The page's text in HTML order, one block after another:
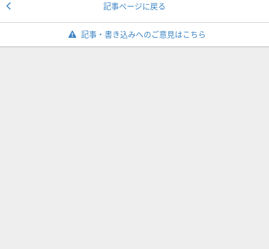
記事ページに戻る
記事・書き込みへのご意見はこちら